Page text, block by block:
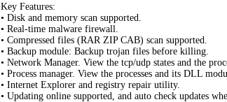
Key Features:
• Disk and memory scan supported.
• Real-time malware firewall.
• Compressed files (RAR ZIP CAB) scan supported.
• Backup module: Backup trojan files before killing.
• Network Manager. View the tcp/udp states and the
• Process manager. View the processes and its DLL
• Internet Explorer and registry repair utility.
• Updating online supported, and auto check updates